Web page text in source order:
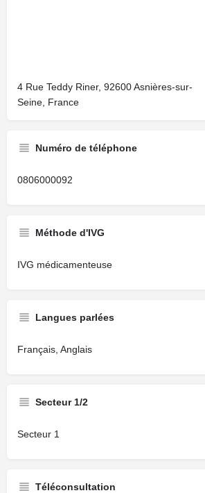
4 Rue Teddy Riner, 92600 Asnières-sur-
Seine, France
Numéro de téléphone
0806000092
Méthode d'IVG
IVG médicamenteuse
Langues parlées
Français, Anglais
Secteur 1/2
Secteur 1
Téléconsultation